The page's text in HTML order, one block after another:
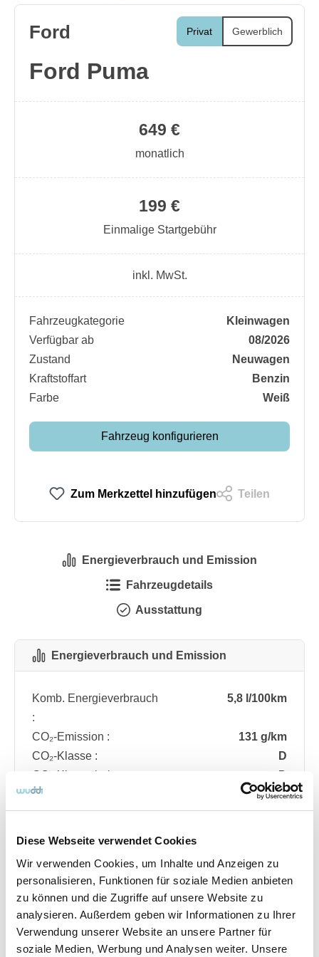
Diese Webseite verwendet Cookies
Wir verwenden Cookies, um Inhalte und Anzeigen zu
personalisieren, Funktionen für soziale Medien anbieten
zu können und die Zugriffe auf unsere Website zu
analysieren. Außerdem geben wir Informationen zu Ihrer
Verwendung unserer Website an unsere Partner für
soziale Medien, Werbung und Analysen weiter. Unsere
Privat Gewerblich
Ford
Ford Puma
199 €
Einmalige Startgebühr
649 €
monatlich
inkl. MwSt.
Fahrzeugkategorie
Kleinwagen
Verfügbar ab
08/2026
Zustand
Neuwagen
Kraftstoffart
Benzin
Farbe
Weiß
Fahrzeug konfigurieren
Zum Merkzettel hinzufügen Teilen
Energieverbrauch und Emission
Fahrzeugdetails
Ausstattung
Energieverbrauch und Emission
Komb. Energieverbrauch
:
5,8 l/100km
CO₂-Emission :
131 g/km
CO₂-Klasse :
D
CO₂-Klasse bei
entladener Batterie :
D
Fahrzeugdetails
Angebotsnummer
ABO74.877
Ausstattungslinie
ST Line
Verfügbar ab